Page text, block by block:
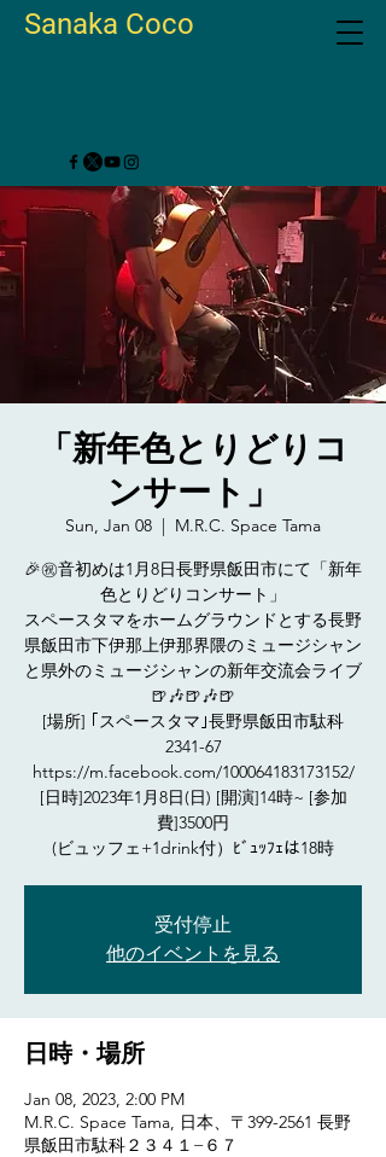
Sanaka Coco
「新年色とりどりコ
ンサート」
Sun, Jan 08
  |
M.R.C. Space Tama
🎉㊗️音初めは1月8日長野県飯田市にて「新年
色とりどりコンサート」
スペースタマをホームグラウンドとする長野
県飯田市下伊那上伊那界隈のミュージシャン
と県外のミュージシャンの新年交流会ライブ
🍺🎶🍺🎶🍺
[場所] ｢スペースタマ｣長野県飯田市駄科
2341-67
https://m.facebook.com/100064183173152/
[日時]2023年1月8日(日) [開演]14時~ [参加
費]3500円
(ビュッフェ+1drink付）ﾋﾞｭｯﾌｪは18時
受付停止
他のイベントを見る
日時・場所
Jan 08, 2023, 2:00 PM
M.R.C. Space Tama, 日本、〒399-2561 長野
県飯田市駄科２３４１−６７